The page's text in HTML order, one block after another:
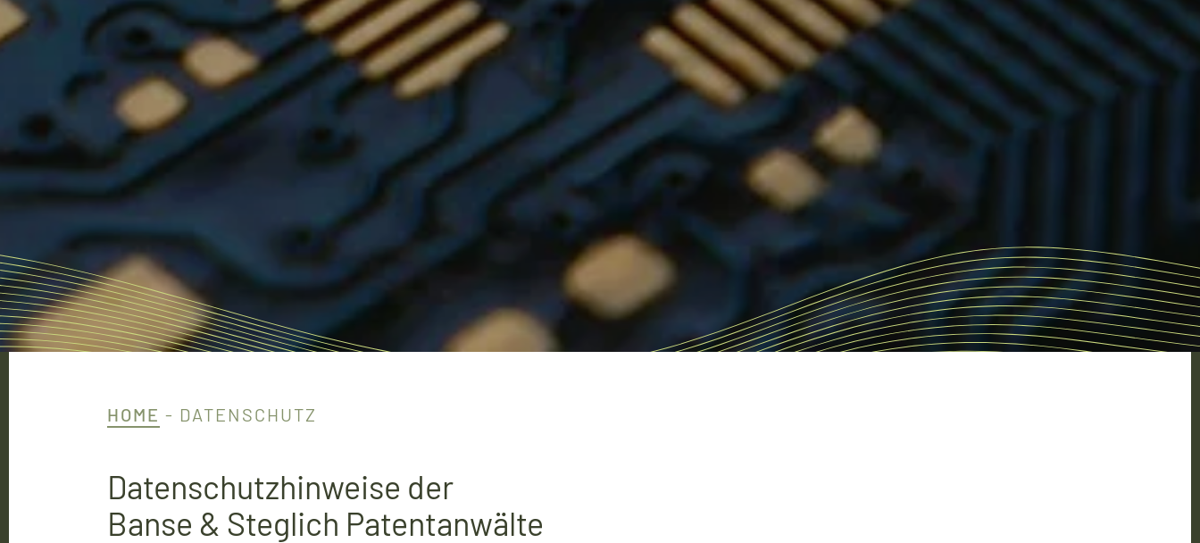
HOME - DATENSCHUTZ
Daten­schutz­hinweise der
Banse & Steglich Patentanwälte